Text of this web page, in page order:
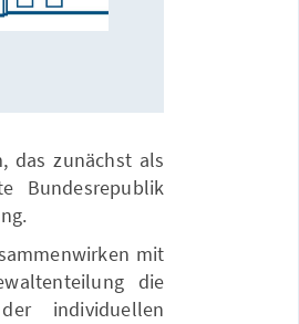
das zunächst als
Bundesrepublik
mit
die
individuellen